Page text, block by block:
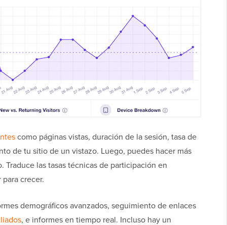
como páginas vistas, duración de la sesión, tasa de
de tu sitio de un vistazo. Luego, puedes hacer más
las tasas técnicas de participación en
crecer.
demográficos avanzados, seguimiento de enlaces
, e informes en tiempo real. Incluso hay un